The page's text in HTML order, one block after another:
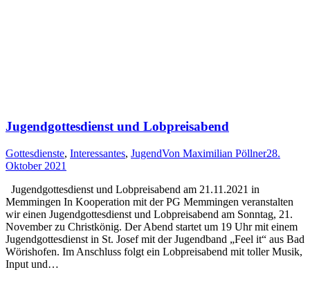
Jugendgottesdienst und Lobpreisabend
Gottesdienste, Interessantes, JugendVon Maximilian Pöllner28.
Oktober 2021
Jugendgottesdienst und Lobpreisabend am 21.11.2021 in
Memmingen In Kooperation mit der PG Memmingen veranstalten
wir einen Jugendgottesdienst und Lobpreisabend am Sonntag, 21.
November zu Christkönig. Der Abend startet um 19 Uhr mit einem
Jugendgottesdienst in St. Josef mit der Jugendband „Feel it“ aus Bad
Wörishofen. Im Anschluss folgt ein Lobpreisabend mit toller Musik,
Input und…